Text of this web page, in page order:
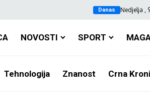
Danas Nedjelja ,
NOVOSTI SPORT
Tehnologija Znanost Crna